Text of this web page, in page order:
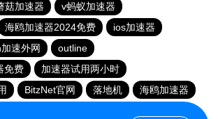
菇加速器
v蚂蚁加速器
海鸥加速器2024免费
ios加速器
速外网
outline
免费
加速器试用两小时
BitzNet官网 落地机
海鸥加速器